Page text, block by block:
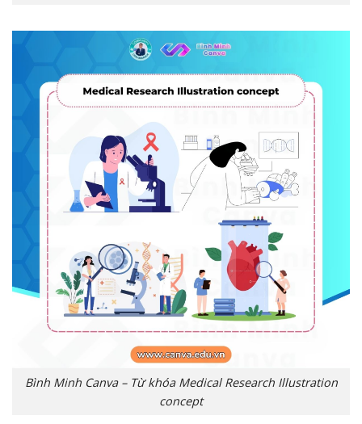
Bình Minh Canva – Từ khóa Medical Research Illustration
concept